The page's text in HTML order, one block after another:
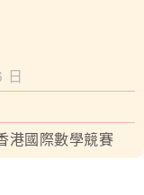
日
港國際數學競賽